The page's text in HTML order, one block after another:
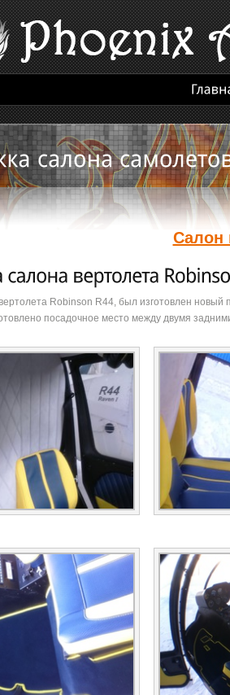
Салон
Robinson R44, был изготовлен новый
посадочное место между двумя